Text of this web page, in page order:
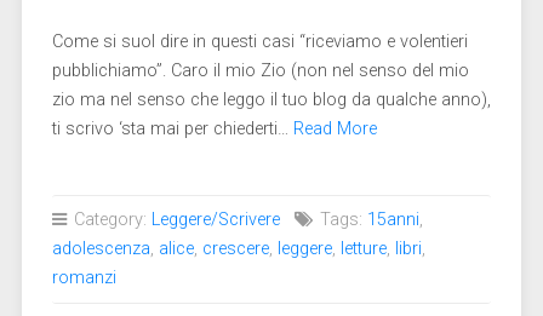
Come si suol dire in questi casi “riceviamo e volentieri
pubblichiamo”. Caro il mio Zio (non nel senso del mio
zio ma nel senso che leggo il tuo blog da qualche anno),
ti scrivo ‘sta mai per chiederti… Read More
Category: Leggere/Scrivere Tags: 15anni,
adolescenza, alice, crescere, leggere, letture, libri,
romanzi